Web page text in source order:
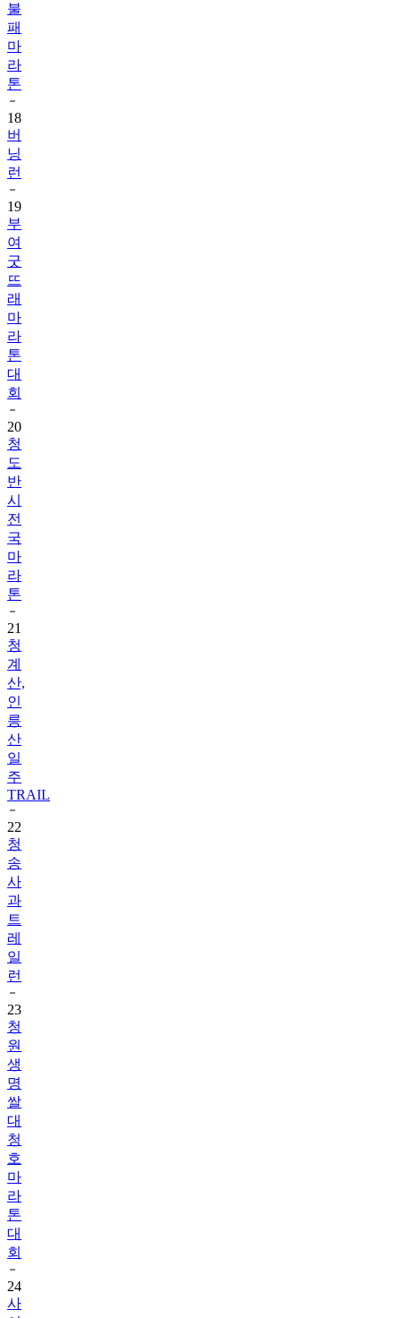
불
패
마
라
톤
18
버
닝
런
19
부
여
굿
뜨
래
마
라
톤
대
회
20
청
도
반
시
전
국
마
라
톤
21
청
계
산,
인
릉
산
일
주
TRAIL
22
청
송
사
과
트
레
일
런
23
청
원
생
명
쌀
대
청
호
마
라
톤
대
회
24
사